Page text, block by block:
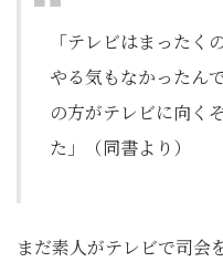
「テレビはまったく
やる気もなかったん
の方がテレビに向く
た」（同書より）
まだ素人がテレビで司会